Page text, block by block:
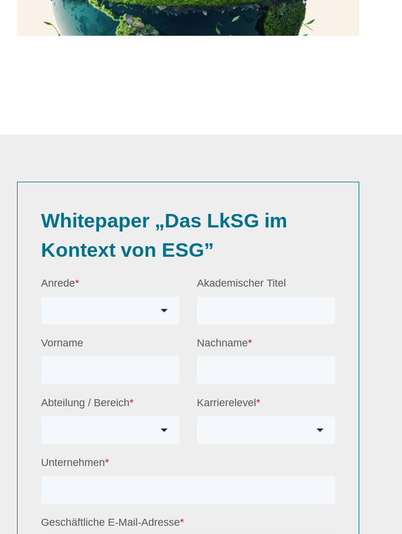
Whitepaper „Das LkSG im
Kontext von ESG”
Anrede* Akademischer Titel
Vorname Nachname*
Abteilung / Bereich* Karrierelevel*
Unternehmen*
Geschäftliche E-Mail-Adresse*